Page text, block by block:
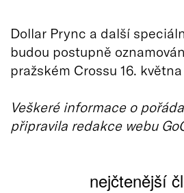
Dollar Prync a další
budou postupně
pražském Crossu 16.
Veškeré informace o
připravila redakce webu
nejčtenější